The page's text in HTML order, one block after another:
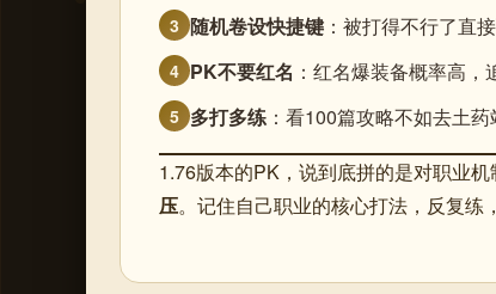
3 随机卷设快捷键 ：被打得不行了直
4 PK不要红名 ：红名爆装备概率高
5 多打多练 ：看100篇攻略不如去土
1.76版本的PK，说到底拼的是对职业
压。记住自己职业的核心打法，反复练